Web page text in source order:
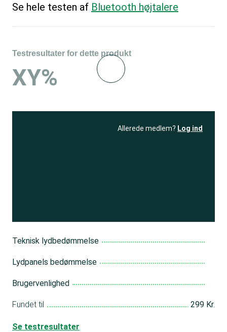
Se hele testen af Bluetooth højtalere
Testresultater for dette produkt
XY%
Allerede medlem? Log ind
Teknisk lydbedømmelse
Lydpanels bedømmelse
Brugervenlighed
Fundet til 299 Kr.
Se testresultater